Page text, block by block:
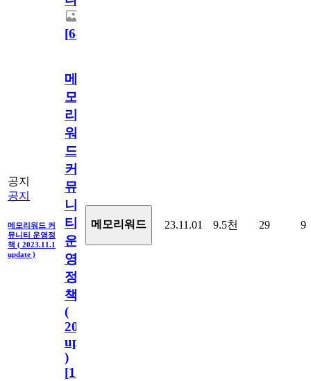
[64
공지
공지
메모리워드 커
뮤니티 운영정
책 ( 2023.11.1
update )
메
모
리
워
드
커
뮤
니
티
운
영
정
책
(
2023.11.1
update
)
[110
메모리워드 23.11.01 9.5천 29 9